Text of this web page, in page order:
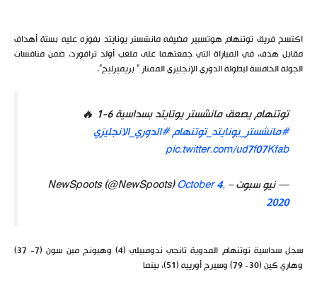
اكتسح فريق توتنهام هوتسبير مضيفه مانشستر يونايتد بفوزه عليه بستة أهداف
مقابل هدف، في المباراة التي جمعتهما على ملعب أولد ترافورد، ضمن منافسات
الجولة الخامسة لبطولة الدوري الإنجليزي الممتاز ” بريميرليج”.
توتنهام يصعق مانشستر يوتايتد بسداسية 6-1 🔥
#مانشستر_يونايتد_توتنهام#الدوري_الانجليزي
pic.twitter.com/ud7f07Kfab
— نيو سبوت – NewSpoots (@NewSpoots)October 4,
2020
سجل سداسية توتنهام المدوية تانجي ندومبيلي (4) وهيونج مين سون (7- 37)
وهاري كين (30- 79) وسيرج أورييه (51)، بينما